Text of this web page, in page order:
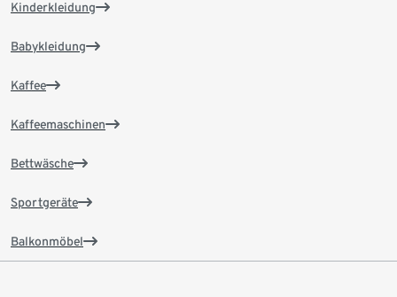
Kinderkleidung
Babykleidung
Kaffee
Kaffeemaschinen
Bettwäsche
Sportgeräte
Balkonmöbel